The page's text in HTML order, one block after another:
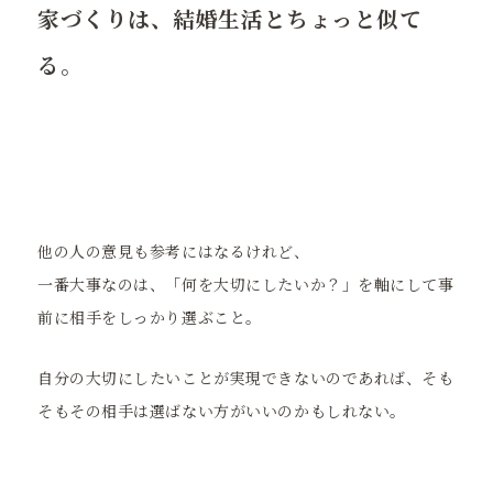
家づくりは、結婚生活とちょっと似て
る。
他の人の意見も参考にはなるけれど、
一番大事なのは、「何を大切にしたいか？」を軸にして事
前に相手をしっかり選ぶこと。
自分の大切にしたいことが実現できないのであれば、そも
そもその相手は選ばない方がいいのかもしれない。